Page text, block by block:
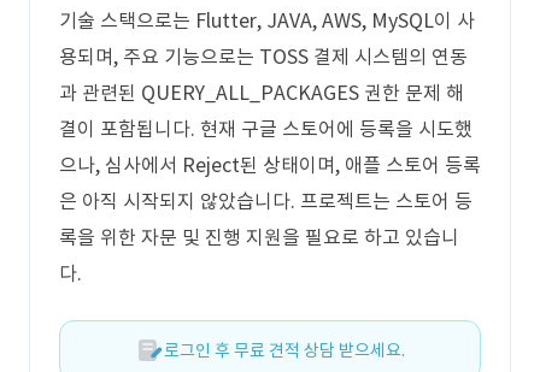
기술 스택으로는 Flutter, JAVA, AWS, MySQL이 사
용되며, 주요 기능으로는 TOSS 결제 시스템의 연동
과 관련된 QUERY_ALL_PACKAGES 권한 문제 해
결이 포함됩니다. 현재 구글 스토어에 등록을 시도했
으나, 심사에서 Reject된 상태이며, 애플 스토어 등록
은 아직 시작되지 않았습니다. 프로젝트는 스토어 등
록을 위한 자문 및 진행 지원을 필요로 하고 있습니
다.
로그인 후 무료 견적 상담 받으세요.